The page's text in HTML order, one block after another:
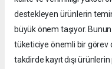
destekleyen ürünlerin
büyük önem taşıyor. Bunun
tüketiciye önemli bir görev
takdirde kayıt dışı